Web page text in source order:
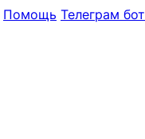
Помощь Телеграм бот